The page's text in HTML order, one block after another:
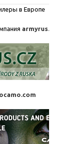
в Европе
armyrus.cz